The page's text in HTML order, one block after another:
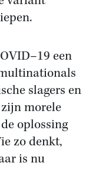
een
slagers en
morele
oplossing
zo denkt,
is nu